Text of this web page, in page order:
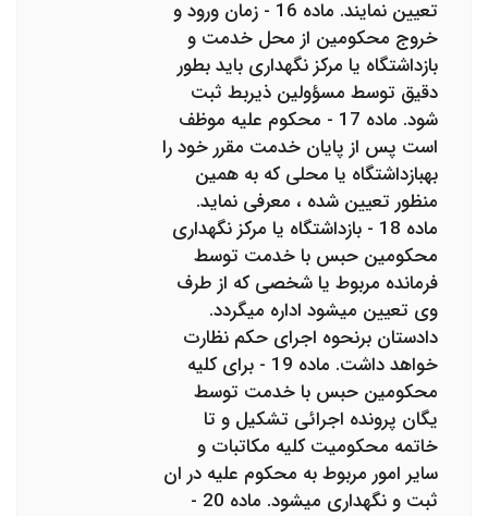
تعیین نمایند. ماده 16 - زمان ورود و
خروج محکومین از محل خدمت و
بازداشتگاه یا مرکز نگهداری باید بطور
دقیق توسط مسؤولین ذیربط ثبت
شود. ماده 17 - محکوم علیه موظف
است پس از پایان خدمت مقرر خود را
به‎بازداشتگاه یا محلی که به همین
منظور تعیین شده ، معرفی نماید.
ماده 18 - بازداشتگاه یا مرکز نگهداری
محکومین حبس با خدمت توسط
فرمانده مربوط یا شخصی که از طرف
وی تعیین می‎شود اداره می‎گردد.
دادستان برنحوه اجرای حکم نظارت
خواهد داشت. ماده 19 - برای کلیه
محکومین حبس با خدمت توسط
یگان پرونده اجرائی تشکیل و تا
خاتمه محکومیت کلیه مکاتبات و
سایر امور مربوط به محکوم علیه در ان
ثبت و نگهداری می‎شود. ماده 20 -